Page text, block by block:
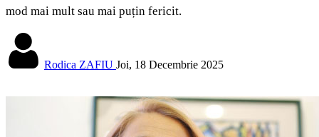
mod mai mult sau mai puțin fericit.
Rodica ZAFIU Joi, 18 Decembrie 2025